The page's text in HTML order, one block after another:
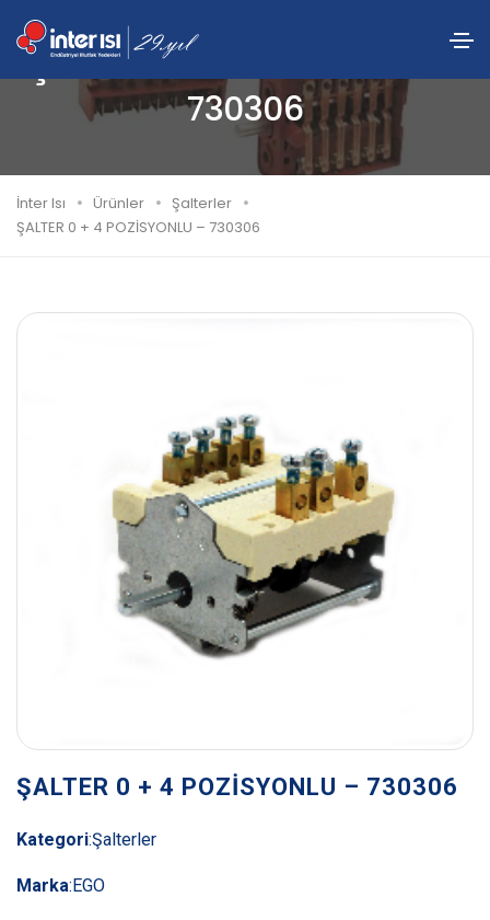
ŞALTER 0 + 4 POZİSYONLU –
730306
İnter Isı Ürünler
Şalterler
ŞALTER 0 + 4 POZİSYONLU – 730306
ŞALTER 0 + 4 POZİSYONLU – 730306
Kategori:Şalterler
Marka: EGO